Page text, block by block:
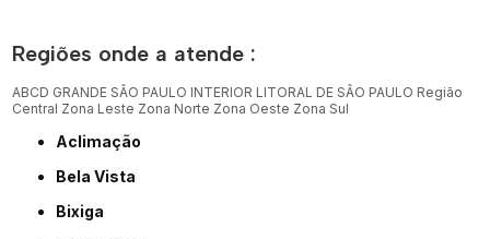
Regiões onde a atende :
ABCD GRANDE SÃO PAULO INTERIOR LITORAL DE SÃO PAULO Região
Central Zona Leste Zona Norte Zona Oeste Zona Sul
Aclimação
Bela Vista
Bixiga